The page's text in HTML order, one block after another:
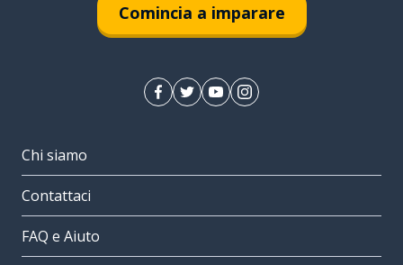
Comincia a imparare
Chi siamo
Contattaci
FAQ e Aiuto